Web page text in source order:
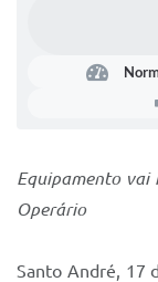
Legislação
Lei de acesso à
Mobilidade Urbana
Equipamento vai
Operário
Santo André, 17